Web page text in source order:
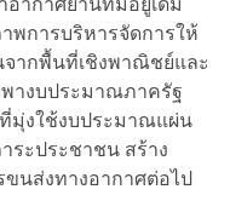
พการบริหารจัดการให้
จากพื้นที่เชิงพาณิชย์และ
พางบประมาณภาครัฐ
มุ่งใช้งบประมาณแผ่น
ระประชาชน สร้าง
นส่งทางอากาศต่อไป